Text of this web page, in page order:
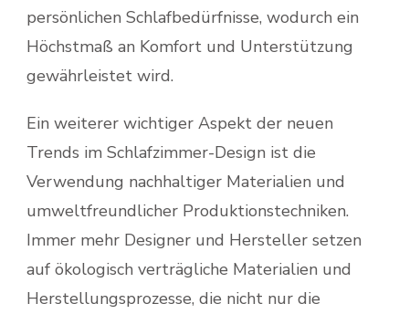
persönlichen Schlafbedürfnisse, wodurch ein
Höchstmaß an Komfort und Unterstützung
gewährleistet wird.
Ein weiterer wichtiger Aspekt der neuen
Trends im Schlafzimmer-Design ist die
Verwendung nachhaltiger Materialien und
umweltfreundlicher Produktionstechniken.
Immer mehr Designer und Hersteller setzen
auf ökologisch verträgliche Materialien und
Herstellungsprozesse, die nicht nur die